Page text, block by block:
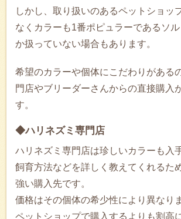
しかし、取り扱いのあるペットショッ
なくカラーも1番ポピュラーであるソ
か扱っていない場合もあります。
希望のカラーや個体にこだわりがある
門店やブリーダーさんからの直接購入
す。
◆ハリネズミ専門店
ハリネズミ専門店は珍しいカラーも入
飼育方法などを詳しく教えてくれるた
強い購入先です。
価格はその個体の希少性により異なり
ペットショップで購入するよりも割高